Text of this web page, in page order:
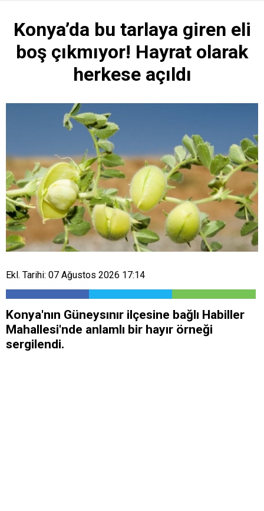
Konya’da bu tarlaya giren eli
boş çıkmıyor! Hayrat olarak
herkese açıldı
Ekl. Tarihi: 07 Ağustos 2026 17:14
Konya'nın Güneysınır ilçesine bağlı Habiller
Mahallesi'nde anlamlı bir hayır örneği
sergilendi.